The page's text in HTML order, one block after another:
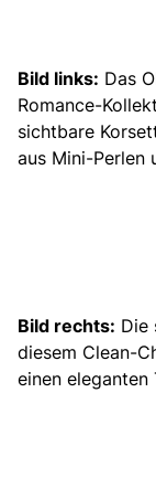
Bild links: Das
Romance-
sichtbare
aus Mini-Perlen
Bild rechts: Die
diesem Clean-
einen eleganten